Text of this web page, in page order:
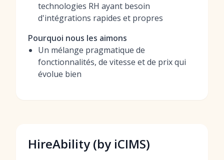
technologies RH ayant besoin
d'intégrations rapides et propres
Pourquoi nous les aimons
Un mélange pragmatique de
fonctionnalités, de vitesse et de prix qui
évolue bien
HireAbility (by iCIMS)